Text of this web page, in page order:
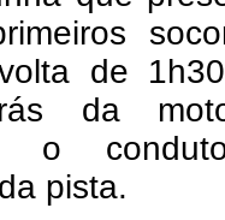
de
da
o
pista.